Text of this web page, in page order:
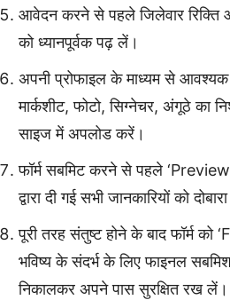
आवेदन करने से पहले जिलेवार रिक्ति
को ध्यानपूर्वक पढ़ लें।
अपनी प्रोफाइल के माध्यम से
मार्कशीट, फोटो, सिग्नेचर, अंगूठे का
साइज में अपलोड करें।
फॉर्म सबमिट करने से पहले
द्वारा दी गई सभी जानकारियों को
पूरी तरह संतुष्ट होने के बाद फॉर्म
भविष्य के संदर्भ के लिए फाइनल
निकालकर अपने पास सुरक्षित रख लें।